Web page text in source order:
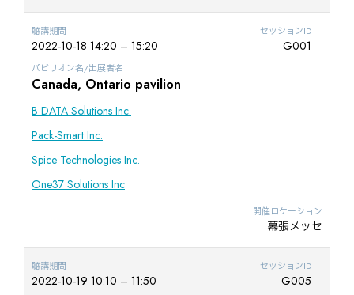
聴講期間
2022-10-18 14:20 – 15:20
セッションID
G001
パビリオン名/出展者名
Canada, Ontario pavilion
B DATA Solutions Inc.
Pack-Smart Inc.
Spice Technologies Inc.
One37 Solutions Inc
開催ロケーション
幕張メッセ
聴講期間
2022-10-19 10:10 – 11:50
セッションID
G005